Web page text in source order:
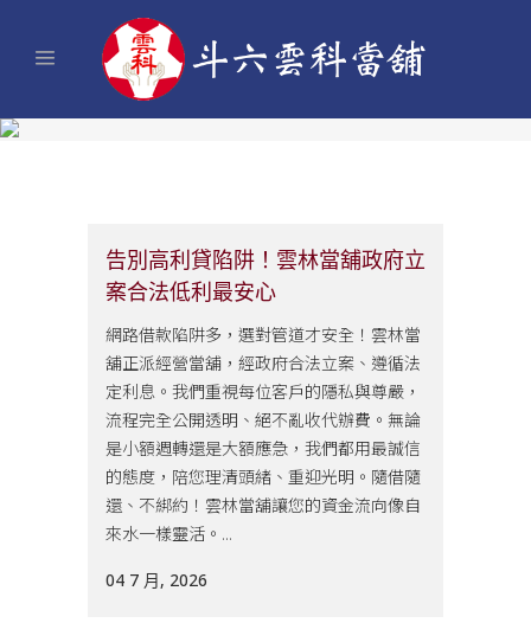
告別高利貸陷阱！雲林當舖政府立
案合法低利最安心
網路借款陷阱多，選對管道才安全！雲林當
舖正派經營當舖，經政府合法立案、遵循法
定利息。我們重視每位客戶的隱私與尊嚴，
流程完全公開透明、絕不亂收代辦費。無論
是小額週轉還是大額應急，我們都用最誠信
的態度，陪您理清頭緒、重迎光明。隨借隨
還、不綁約！雲林當舖讓您的資金流向像自
來水一樣靈活。...
04 7 月, 2026